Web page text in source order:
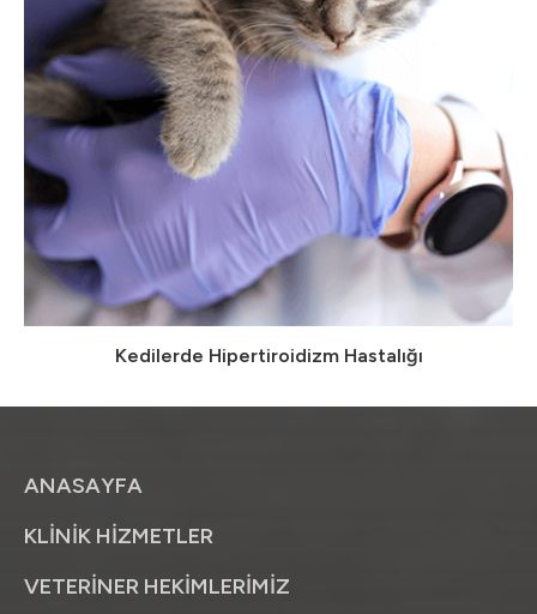
Kedilerde Hipertiroidizm Hastalığı
ANASAYFA
KLİNİK HİZMETLER
VETERİNER HEKİMLERİMİZ